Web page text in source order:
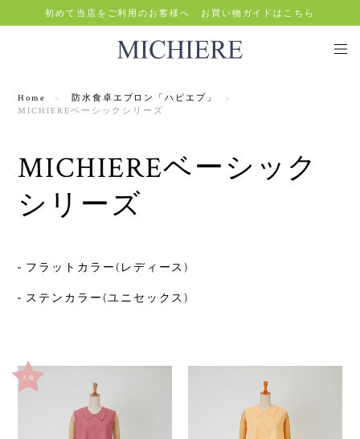
初めて当店をご利用のお客様へ お買い物ガイドはこちら
Home
防水食卓エプロン「ハピエプ」
MICHIEREベーシックシリーズ
MICHIEREベーシック
シリーズ
フラットカラー(レディース)
ステンカラー(ユニセックス)